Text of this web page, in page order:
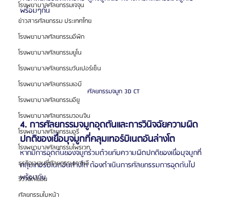
โรงพยาบาลศัลยกรรมเจจุน
ข่าวสารศัลยกรรม ประเทศไทย
โรงพยาบาลศัลยกรรมอีพิก
โรงพยาบาลศัลยกรรมยูโน
โรงพยาบาลศัลยกรรมวันเปอร์เซ็น
โรงพยาบาลศัลยกรรมเอบี
โรงพยาบาลศัลยกรรมอียู
โรงพยาบาลศัลยกรรมวอนจิน
โรงพยาบาลศัลยกรรมอูรี
โรงพยาบาลศัลยกรรมไพรเวท
ธุรกิจเอเจนซี่ศัลยกรรมเกาหลี
รีวิวฉีดไขมัน
ศัลยกรรมใบหน้า
พร้อมๆกัน
ศัลยกรรมจมูก 3D CT
4. การศัลยกรรมจมูกอุดตันและการวินิจฉัยความผิด
ปกติของเยื่อบุจมูกที่คลุมเทอร์บิเนตอันล่างโต
หากมีการอุดตันของจมูกร่วมด้วยกับความผิดปกติของเยื่อบุจมูกที่
คลุมเทอร์บิเนตอันล่างโต ต้องดำเนินการศัลยกรรมการอุดตันไป
พร้อมกัน